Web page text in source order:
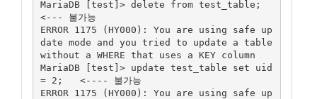
MariaDB [test]> delete from test_table;
<--- 불가능
ERROR 1175 (HY000): You are using safe up
date mode and you tried to update a table
without a WHERE that uses a KEY column
MariaDB [test]> update test_table set uid
= 2;   <---- 불가능
ERROR 1175 (HY000): You are using safe up